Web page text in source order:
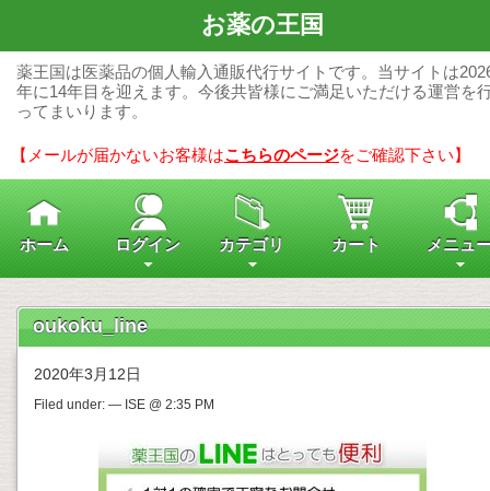
お薬の王国
薬王国は医薬品の個人輸入通販代行サイトです。当サイトは
年に14年目を迎えます。今後共皆様にご満足いただける運営を
ってまいります。
【メールが届かないお客様はこちらのページをご確認下さい】
ホーム ログイン カテゴリ カート メニュ
oukoku_line
2020年3月12日
Filed under: — ISE @ 2:35 PM